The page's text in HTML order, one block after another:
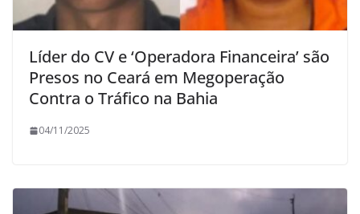
Líder do CV e ‘Operadora Financeira’ são
Presos no Ceará em Megoperação
Contra o Tráfico na Bahia
04/11/2025